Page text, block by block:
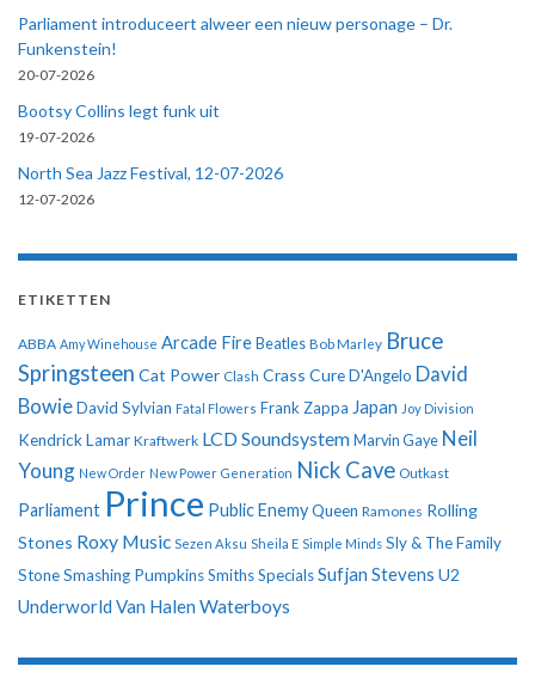
Parliament introduceert alweer een nieuw personage – Dr.
Funkenstein!
20-07-2026
Bootsy Collins legt funk uit
19-07-2026
North Sea Jazz Festival, 12-07-2026
12-07-2026
ETIKETTEN
ABBA Amy Winehouse Arcade Fire Beatles Bob Marley Bruce
Springsteen Cat Power Clash Crass CureD'Angelo David
BowieDavid Sylvian Fatal Flowers Frank Zappa Japan Joy Division
Kendrick Lamar Kraftwerk LCD Soundsystem Marvin Gaye Neil
Young New Order New Power Generation Nick Cave Outkast
Parliament Prince Public EnemyQueen Ramones Rolling
Stones Roxy Music Sezen Aksu Sheila E Simple Minds Sly & The Family
StoneSmashing PumpkinsSmithsSpecialsSufjan Stevens U2
Underworld Van Halen Waterboys